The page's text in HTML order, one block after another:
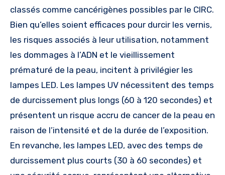
classés comme cancérigènes possibles par le CIRC.
Bien qu’elles soient efficaces pour durcir les vernis,
les risques associés à leur utilisation, notamment
les dommages à l’ADN et le vieillissement
prématuré de la peau, incitent à privilégier les
lampes LED. Les lampes UV nécessitent des temps
de durcissement plus longs (60 à 120 secondes) et
présentent un risque accru de cancer de la peau en
raison de l’intensité et de la durée de l’exposition.
En revanche, les lampes LED, avec des temps de
durcissement plus courts (30 à 60 secondes) et